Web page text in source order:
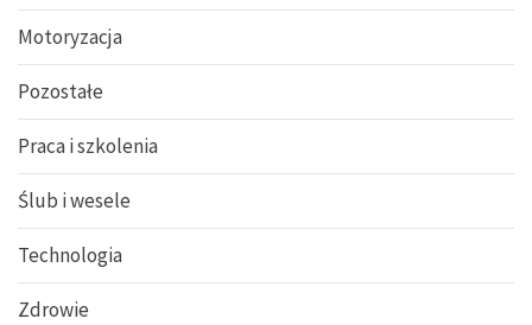
Motoryzacja
Pozostałe
Praca i szkolenia
Ślub i wesele
Technologia
Zdrowie